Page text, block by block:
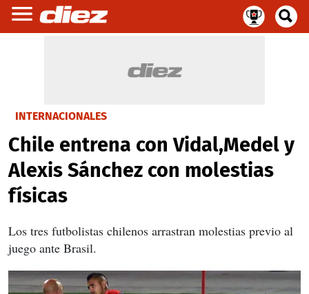
INTERNACIONALES
Chile entrena con Vidal,Medel y
Alexis Sánchez con molestias
físicas
Los tres futbolistas chilenos arrastran molestias previo al
juego ante Brasil.